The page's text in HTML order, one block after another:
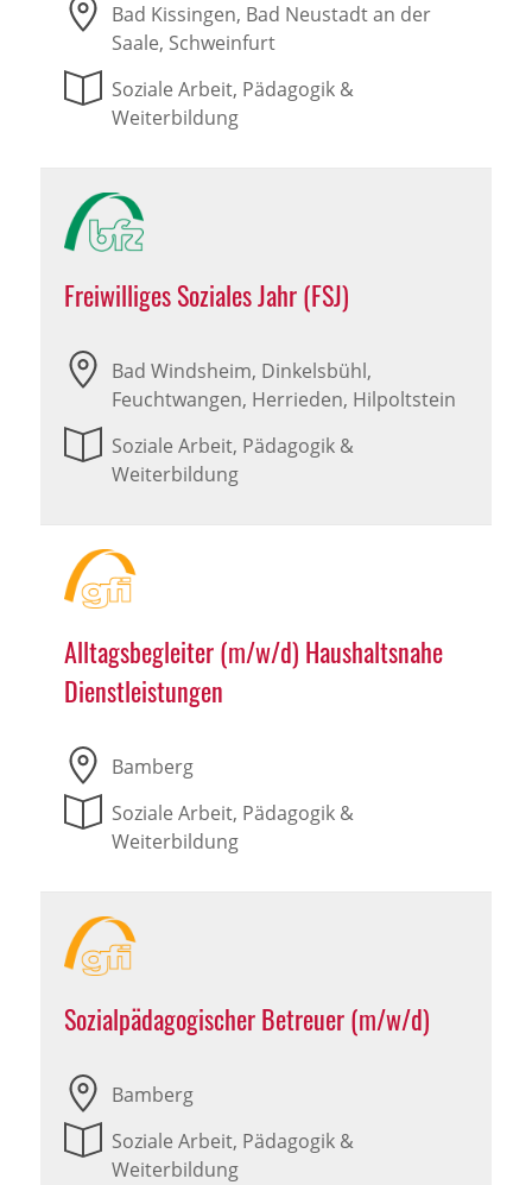
Bad Kissingen, Bad Neustadt an der
Saale, Schweinfurt
Soziale Arbeit, Pädagogik &
Weiterbildung
Freiwilliges Soziales Jahr (FSJ)
Bad Windsheim, Dinkelsbühl,
Feuchtwangen, Herrieden, Hilpoltstein
Soziale Arbeit, Pädagogik &
Weiterbildung
Alltagsbegleiter (m/w/d) Haushaltsnahe
Dienstleistungen
Bamberg
Soziale Arbeit, Pädagogik &
Weiterbildung
Sozialpädagogischer Betreuer (m/w/d)
Bamberg
Soziale Arbeit, Pädagogik &
Weiterbildung